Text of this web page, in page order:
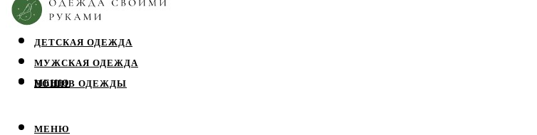
БЛУЗЫ
ДЕТСКАЯ ОДЕЖДА
МУЖСКАЯ ОДЕЖДА
ПОШИВ ОДЕЖДЫ
МЕНЮ
МЕНЮ